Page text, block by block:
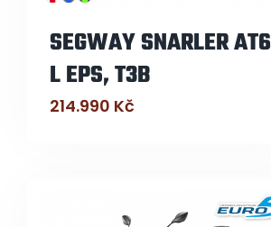
SEGWAY SNARLER AT6
L EPS, T3B
214.990 Kč